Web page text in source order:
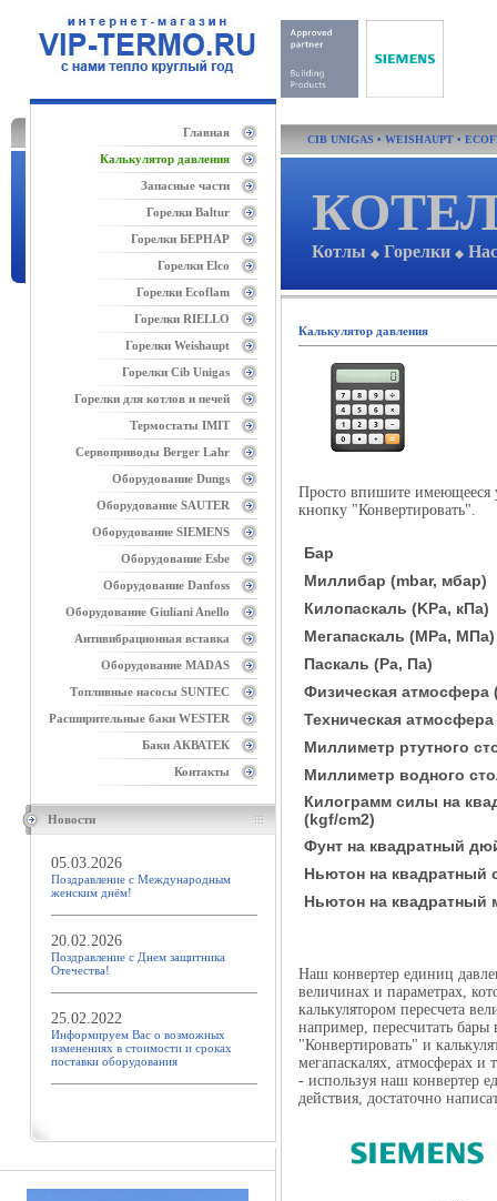
Главная
Калькулятор давления
Запасные части
Горелки Baltur
Горелки БЕРНАР
Горелки Elco
Горелки Ecoflam
Горелки RIELLO
Горелки Weishaupt
Горелки Cib Unigas
Горелки для котлов и печей
Термостаты IMIT
Сервоприводы Berger Lahr
Оборудование Dungs
Оборудование SAUTER
Оборудование SIEMENS
Оборудование Esbe
Оборудование Danfoss
Оборудование Giuliani Anello
Антивибрационная вставка
Оборудование MADAS
Топливные насосы SUNTEC
Расширительные баки WESTER
Баки АКВАТЕК
Контакты
Новости
05.03.2026
Поздравление с Международным
женским днём!
20.02.2026
Поздравление с Днем защитника
Отечества!
25.02.2022
Информируем Вас о возможных
изменениях в стоимости и сроках
поставки оборудования
CIB UNIGAS • WEISHAUPT •
Котлы ◆ Горелки ◆
Калькулятор давления
Просто впишите имеющееся
кнопку "Конвертировать".
Бар
Миллибар (mbar, мбар)
Килопаскаль (KPa, кПа)
Мегапаскаль (MPa, МПа)
Паскаль (Pa, Па)
Физическая атмосфера
Техническая атмосфера
Миллиметр ртутного
Миллиметр водного
Килограмм силы на
(kgf/cm2)
Фунт на квадратный
Ньютон на квадратный
Ньютон на квадратный
Наш конвертер единиц
величинах и параметрах,
калькулятором пересчета
например, пересчитать
"Конвертировать" и
мегапаскалях, атмосферах
- используя наш конвертер
действия, достаточно